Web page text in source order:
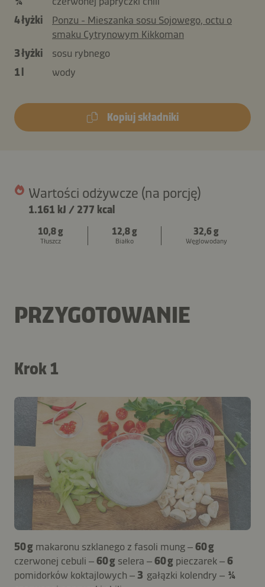
4 łyżki
Ponzu - Mieszanka sosu Sojowego, octu o
smaku Cytrynowym Kikkoman
3 łyżki
sosu rybnego
1 l
wody
Kopiuj składniki
Wartości odżywcze (na porcję)
1.161 kJ / 277 kcal
10,8 g
Tłuszcz
12,8 g
Białko
32,6 g
Węglowodany
PRZYGOTOWANIE
Krok 1
50 g makaronu szklanego z fasoli mung –60 g
czerwonej cebuli –60 g selera –60 g pieczarek –6
pomidorków koktajlowych – 3 gałązki kolendry – ¼